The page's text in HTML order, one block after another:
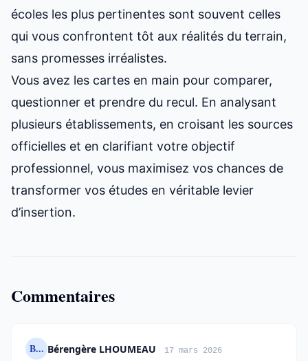
écoles les plus pertinentes sont souvent celles
qui vous confrontent tôt aux réalités du terrain,
sans promesses irréalistes.
Vous avez les cartes en main pour comparer,
questionner et prendre du recul. En analysant
plusieurs établissements, en croisant les sources
officielles et en clarifiant votre objectif
professionnel, vous maximisez vos chances de
transformer vos études en véritable levier
d’insertion.
Commentaires
B... Bérengère LHOUMEAU 17 mars 2026